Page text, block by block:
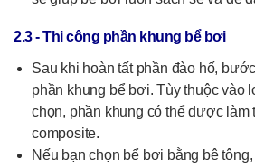
2.3 - Thi công phần khung bể bơi
Sau khi hoàn tất phần đào hố,
phần khung bể bơi. Tùy thuộc vào
chọn, phần khung có thể được làm
composite.
Nếu bạn chọn bể bơi bằng bê